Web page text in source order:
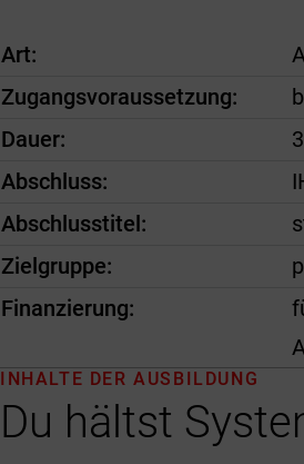
Art
Zugangsvoraussetzung
Dauer
Abschluss
Abschlusstitel
Zielgruppe
Finanzierung
Du hältst
INHALTE DER AUSBILDUNG